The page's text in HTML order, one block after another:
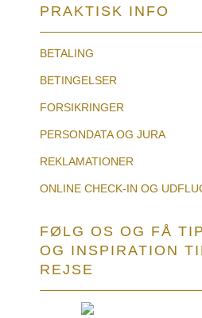
PRAKTISK INFO
BETALING
BETINGELSER
FORSIKRINGER
PERSONDATA OG JURA
REKLAMATIONER
ONLINE CHECK-IN OG
FØLG OS OG FÅ
OG INSPIRATION
REJSE